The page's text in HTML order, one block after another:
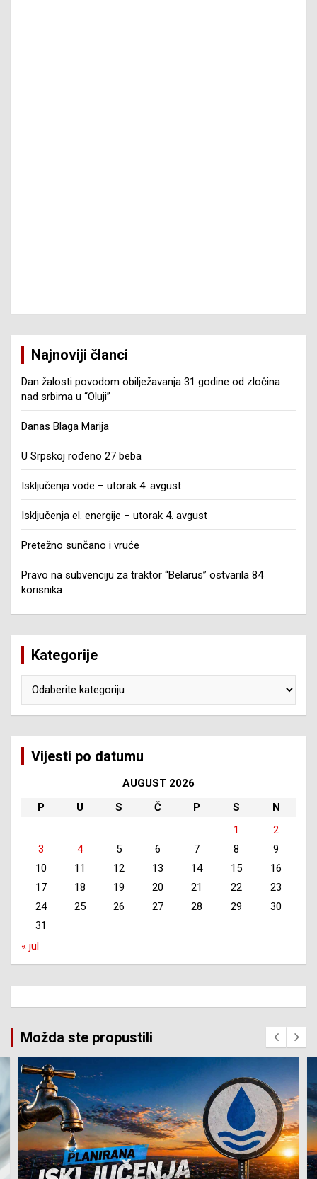
Najnoviji članci
Dan žalosti povodom obilježavanja 31 godine od zločina
nad srbima u “Oluji”
Danas Blaga Marija
U Srpskoj rođeno 27 beba
Isključenja vode – utorak 4. avgust
Isključenja el. energije – utorak 4. avgust
Pretežno sunčano i vruće
Pravo na subvenciju za traktor “Belarus” ostvarila 84
korisnika
Kategorije
Vijesti po datumu
AUGUST 2026
P
U S Č P S
N
1
2
3
4 5 6 7 8
9
10
11 12 13 14 15
16
17
18 19 20 21 22
23
24
25 26 27 28 29
30
31
« jul
Možda ste propustili